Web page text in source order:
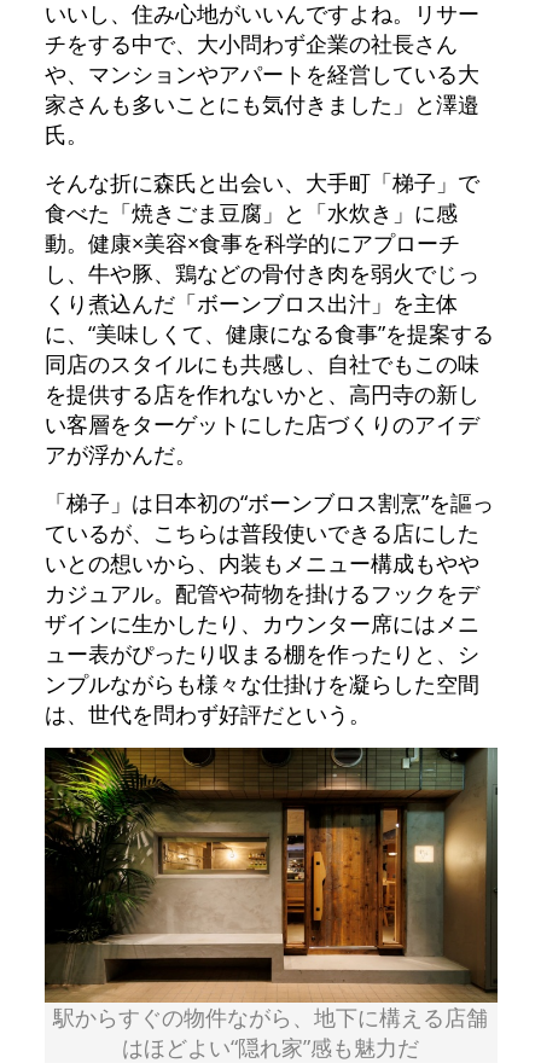
いいし、住み心地がいいんですよね。リサー
チをする中で、大小問わず企業の社長さん
や、マンションやアパートを経営している大
家さんも多いことにも気付きました」と澤邉
氏。
そんな折に森氏と出会い、大手町「梯子」で
食べた「焼きごま豆腐」と「水炊き」に感
動。健康×美容×食事を科学的にアプローチ
し、牛や豚、鶏などの骨付き肉を弱火でじっ
くり煮込んだ「ボーンブロス出汁」を主体
に、“美味しくて、健康になる食事”を提案する
同店のスタイルにも共感し、自社でもこの味
を提供する店を作れないかと、高円寺の新し
い客層をターゲットにした店づくりのアイデ
アが浮かんだ。
「梯子」は日本初の“ボーンブロス割烹”を謳っ
ているが、こちらは普段使いできる店にした
いとの想いから、内装もメニュー構成もやや
カジュアル。配管や荷物を掛けるフックをデ
ザインに生かしたり、カウンター席にはメニ
ュー表がぴったり収まる棚を作ったりと、シ
ンプルながらも様々な仕掛けを凝らした空間
は、世代を問わず好評だという。
駅からすぐの物件ながら、地下に構える店舗
はほどよい“隠れ家”感も魅力だ